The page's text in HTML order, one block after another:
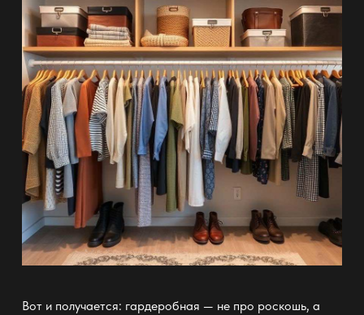
Вот и получается: гардеробная — не про роскошь, а